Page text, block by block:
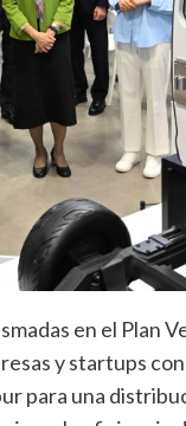
en el Plan
y startups
para una